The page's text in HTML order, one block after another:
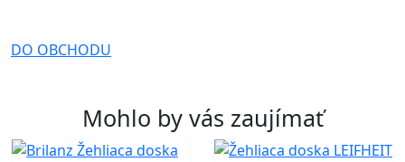
DO OBCHODU
Mohlo by vás zaujímať